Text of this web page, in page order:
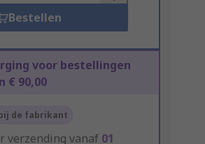
Bestellen
voor bestellingen
€ 90,00
de fabrikant
verzending vanaf 01